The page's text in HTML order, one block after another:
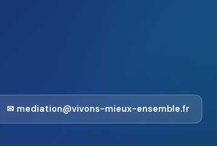
✉ mediation@vivons-mieux-ensemble.fr